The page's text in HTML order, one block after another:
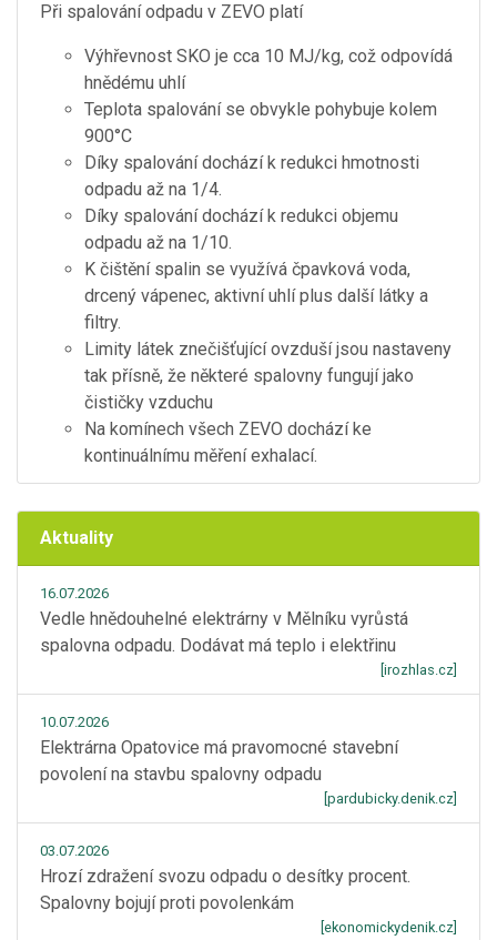
Při spalování odpadu v ZEVO platí
Výhřevnost SKO je cca 10 MJ/kg, což odpovídá
hnědému uhlí
Teplota spalování se obvykle pohybuje kolem
900°C
Díky spalování dochází k redukci hmotnosti
odpadu až na 1/4.
Díky spalování dochází k redukci objemu
odpadu až na 1/10.
K čištění spalin se využívá čpavková voda,
drcený vápenec, aktivní uhlí plus další látky a
filtry.
Limity látek znečišťující ovzduší jsou nastaveny
tak přísně, že některé spalovny fungují jako
čističky vzduchu
Na komínech všech ZEVO dochází ke
kontinuálnímu měření exhalací.
Aktuality
16.07.2026
Vedle hnědouhelné elektrárny v Mělníku vyrůstá
spalovna odpadu. Dodávat má teplo i elektřinu
[irozhlas.cz]
10.07.2026
Elektrárna Opatovice má pravomocné stavební
povolení na stavbu spalovny odpadu
[pardubicky.denik.cz]
03.07.2026
Hrozí zdražení svozu odpadu o desítky procent.
Spalovny bojují proti povolenkám
[ekonomickydenik.cz]